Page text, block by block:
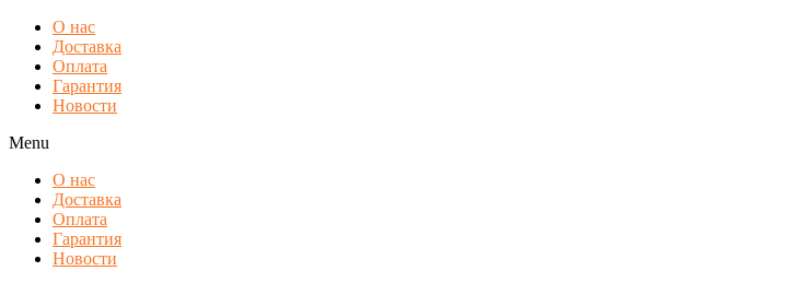
О нас
Доставка
Оплата
Гарантия
Новости
Menu
О нас
Доставка
Оплата
Гарантия
Новости